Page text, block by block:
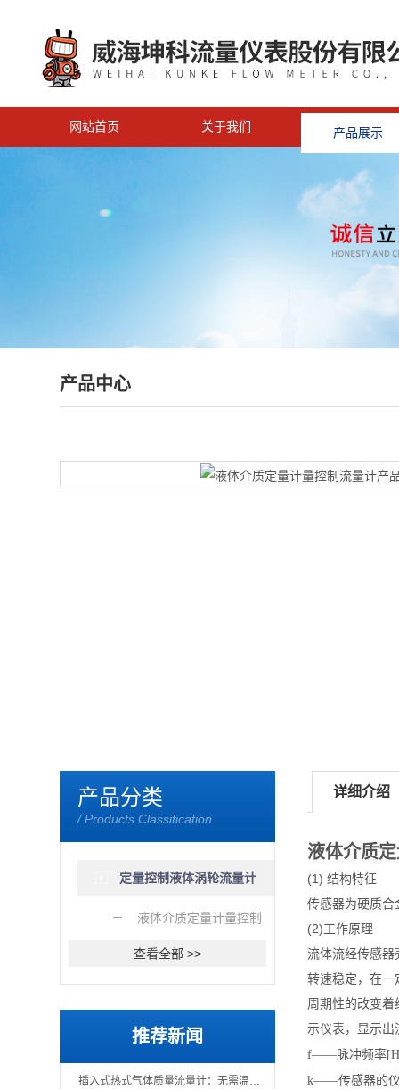
网站首页 关于我们 产品展示
产品中心
产品分类
/ Products Classification
定量控制液体涡轮流量计
液体介质定量计量控制
流量计产品
查看全部 >>
推荐新闻
插入式热式气体质量流量计：无需温压补偿的直接质量测量
详细介绍
液体介质
(1) 结构特征
传感器为硬质合
(2)工作原理
流体流经传感
转速稳定，在一
周期性的改变
示仪表，显示
f——脉冲频率
k——传感器的仪